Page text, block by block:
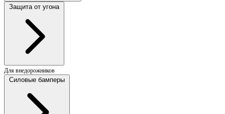
Защита от угона
Для внедорожников
Силовые бамперы